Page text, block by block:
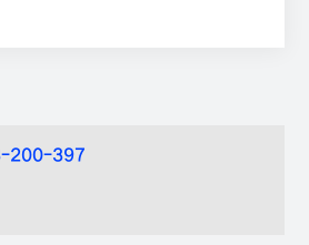
200-397